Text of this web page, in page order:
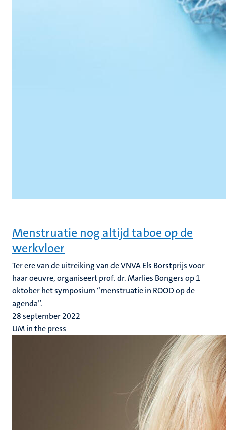
Menstruatie nog altijd taboe op de
werkvloer
Ter ere van de uitreiking van de VNVA Els Borstprijs voor
haar oeuvre, organiseert prof. dr. Marlies Bongers op 1
oktober het symposium “menstruatie in ROOD op de
agenda”.
28 september 2022
UM in the press